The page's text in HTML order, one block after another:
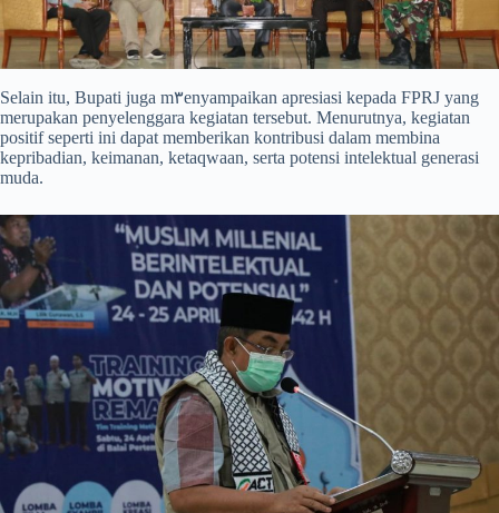
Selain itu, Bupati juga m٣enyampaikan apresiasi kepada FPRJ yang
merupakan penyelenggara kegiatan tersebut. Menurutnya, kegiatan
positif seperti ini dapat memberikan kontribusi dalam membina
kepribadian, keimanan, ketaqwaan, serta potensi intelektual generasi
muda.